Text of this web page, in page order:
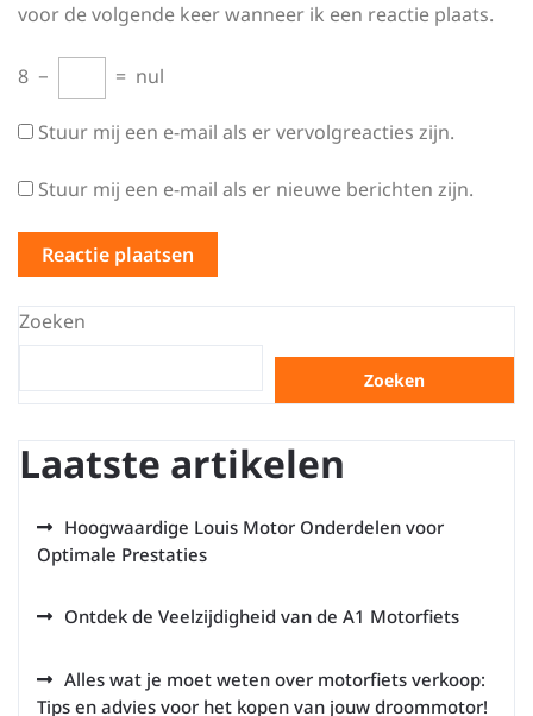
voor de volgende keer wanneer ik een reactie plaats.
8 − = nul
Stuur mij een e-mail als er vervolgreacties zijn.
Stuur mij een e-mail als er nieuwe berichten zijn.
Zoeken
Zoeken
Laatste artikelen
Hoogwaardige Louis Motor Onderdelen voor
Optimale Prestaties
Ontdek de Veelzijdigheid van de A1 Motorfiets
Alles wat je moet weten over motorfiets verkoop:
Tips en advies voor het kopen van jouw droommotor!